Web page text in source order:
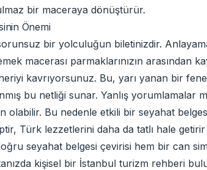
bir maceraya dönüştürür.
Önemi
bir yolculuğun biletinizdir.
macerası parmaklarınızın arasından
kavrıyorsunuz. Bu, yarı yanan bir
bu netliği sunar. Yanlış yorumlamalar
olabilir. Bu nedenle etkili bir seyahat
Türk lezzetlerini daha da tatlı hale
seyahat belgesi çevirisi hem bir can
kişisel bir İstanbul turizm rehberi